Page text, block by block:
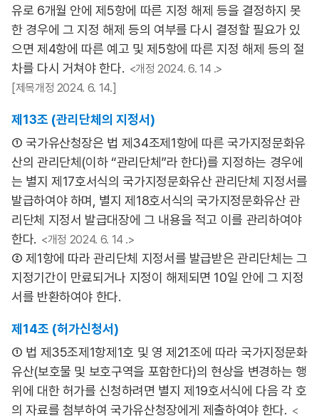
유로 6개월 안에 제5항에 따른 지정 해제 등을 결정하지 못
한 경우에 그 지정 해제 등의 여부를 다시 결정할 필요가 있
으면 제4항에 따른 예고 및 제5항에 따른 지정 해제 등의 절
차를 다시 거쳐야 한다. <개정 2024. 6. 14 .>
[제목개정 2024. 6. 14.]
제13조 (관리단체의 지정서)
① 국가유산청장은 법 제34조제1항에 따른 국가지정문화유
산의 관리단체(이하 “관리단체”라 한다)를 지정하는 경우에
는 별지 제17호서식의 국가지정문화유산 관리단체 지정서를
발급하여야 하며, 별지 제18호서식의 국가지정문화유산 관
리단체 지정서 발급대장에 그 내용을 적고 이를 관리하여야
한다. <개정 2024. 6. 14 .>
② 제1항에 따라 관리단체 지정서를 발급받은 관리단체는 그
지정기간이 만료되거나 지정이 해제되면 10일 안에 그 지정
서를 반환하여야 한다.
제14조 (허가신청서)
① 법 제35조제1항제1호 및 영 제21조에 따라 국가지정문화
유산(보호물 및 보호구역을 포함한다)의 현상을 변경하는 행
위에 대한 허가를 신청하려면 별지 제19호서식에 다음 각 호
의 자료를 첨부하여 국가유산청장에게 제출하여야 한다. <